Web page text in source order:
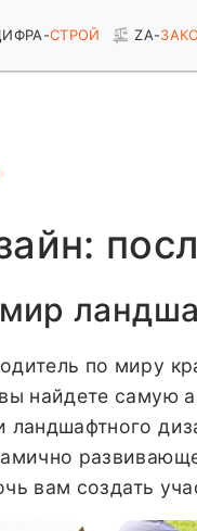
СТРОЙ ZA-
по миру
найдете
вам создать